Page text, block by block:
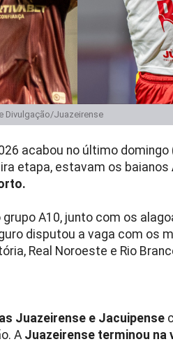
Divulgação/Juazeirense
acabou no último domingo
etapa, estavam os baianos
A10, junto com os
disputou a vaga com os
Real Noroeste e Rio
Juazeirense e Jacuipense
A Juazeirense terminou na